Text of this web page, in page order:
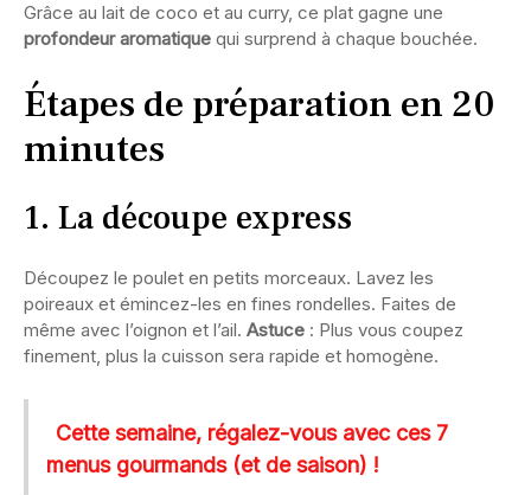
Grâce au lait de coco et au curry, ce plat gagne une
profondeur aromatique qui surprend à chaque bouchée.
Étapes de préparation en 20
minutes
1. La découpe express
Découpez le poulet en petits morceaux. Lavez les
poireaux et émincez-les en fines rondelles. Faites de
même avec l’oignon et l’ail. Astuce : Plus vous coupez
finement, plus la cuisson sera rapide et homogène.
Cette semaine, régalez-vous avec ces 7
menus gourmands (et de saison) !